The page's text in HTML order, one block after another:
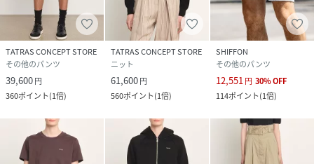
TATRAS CONCEPT STORE
その他のパンツ
39,600円
360ポイント(1倍)
TATRAS CONCEPT STORE
ニット
61,600円
560ポイント(1倍)
SHIFFON
その他のパンツ
12,551円 30%OFF
114ポイント(1倍)